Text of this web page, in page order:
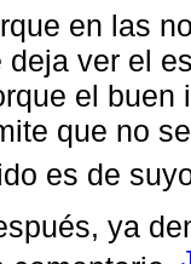
en las
deja ver el
el buen
que no
es de
ya